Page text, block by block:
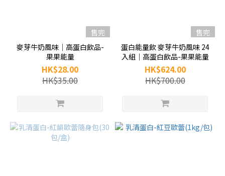
售完
麥芽牛奶風味｜高蛋白飲品-
果果能量
HK$28.00
HK$35.00
售完
蛋白能量飲 麥芽牛奶風味 24
入組｜高蛋白飲品-果果能量
HK$624.00
HK$700.00